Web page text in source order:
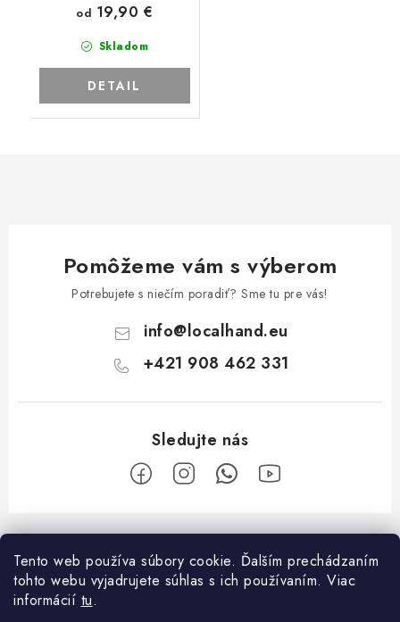
Tento web používa súbory cookie. Ďalším prechádzaním
tohto webu vyjadrujete súhlas s ich používaním. Viac
informácií tu.
Skladom
od 19,90 €
DETAIL
Pomôžeme vám s výberom
Potrebujete s niečím poradiť? Sme tu pre vás!
info@localhand.eu
+421 908 462 331
Z
á
Facebook
O nákupe